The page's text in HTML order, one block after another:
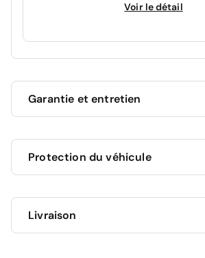
Voir le détail
Garantie et entretien
mois à compter de la date de livraison.
agenceou appelez-nous au
d'informations.
Protection du véhicule
AUCUNE PROTECTION
0 €
Livraison